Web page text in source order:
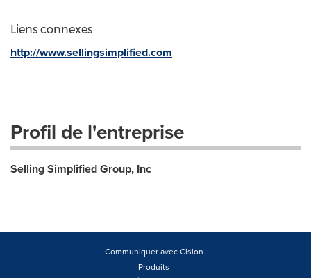
Liens connexes
http://www.sellingsimplified.com
Profil de l'entreprise
Selling Simplified Group, Inc
Communiquer avec Cision
Produits